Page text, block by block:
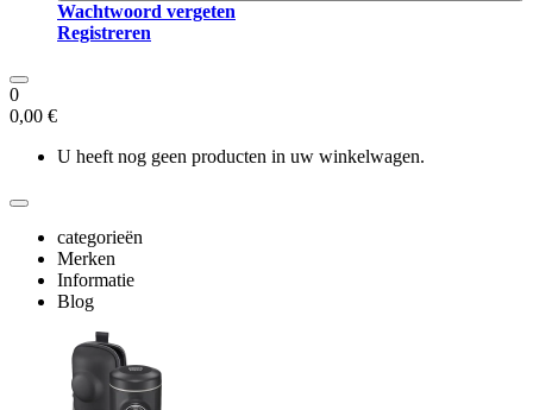
Wachtwoord vergeten
Registreren
0
0,00 €
U heeft nog geen producten in uw winkelwagen.
categorieën
Merken
Informatie
Blog